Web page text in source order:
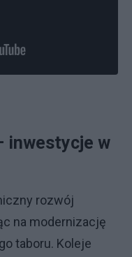
inwestycje w
rozwój
na modernizację
taboru. Koleje